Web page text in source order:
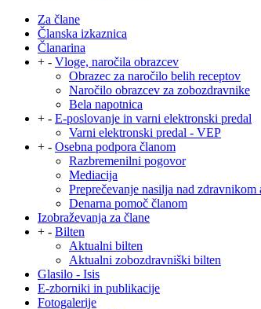
Za člane
Članska izkaznica
Članarina
+ - Vloge, naročila obrazcev
Obrazec za naročilo belih receptov
Naročilo obrazcev za zobozdravnike
Bela napotnica
+ - E-poslovanje in varni elektronski predal
Varni elektronski predal - VEP
+ - Osebna podpora članom
Razbremenilni pogovor
Mediacija
Preprečevanje nasilja nad
Denarna pomoč članom
Izobraževanja za člane
+ - Bilten
Aktualni bilten
Aktualni zobozdravniški bilten
Glasilo - Isis
E-zborniki in publikacije
Fotogalerije